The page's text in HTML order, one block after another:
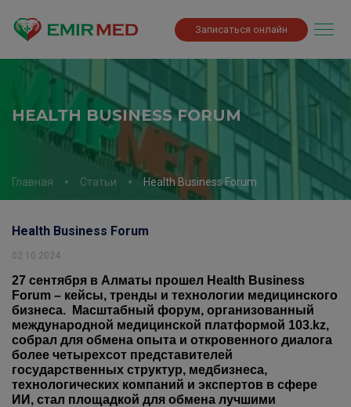
Записаться онлайн
HEALTH BUSINESS FORUM
Главная Статьи Health Business Forum
Health Business Forum
02.10.2024
27 сентября в Алматы прошел Health Business
Forum – кейсы, тренды и технологии медицинского
бизнеса. Масштабный форум, организованный
международной медицинской платформой 103.kz,
собрал для обмена опыта и откровенного диалога
более четырехсот представителей
государственных структур, медбизнеса,
технологических компаний и экспертов в сфере
ИИ, стал площадкой для обмена лучшими